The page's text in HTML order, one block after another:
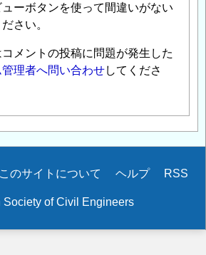
ーボタンを使って間違いがない
さい。
メントの投稿に問題が発生した
管理者へ問い合わせしてくださ
このサイトについて ヘルプ RSS
of Civil Engineers